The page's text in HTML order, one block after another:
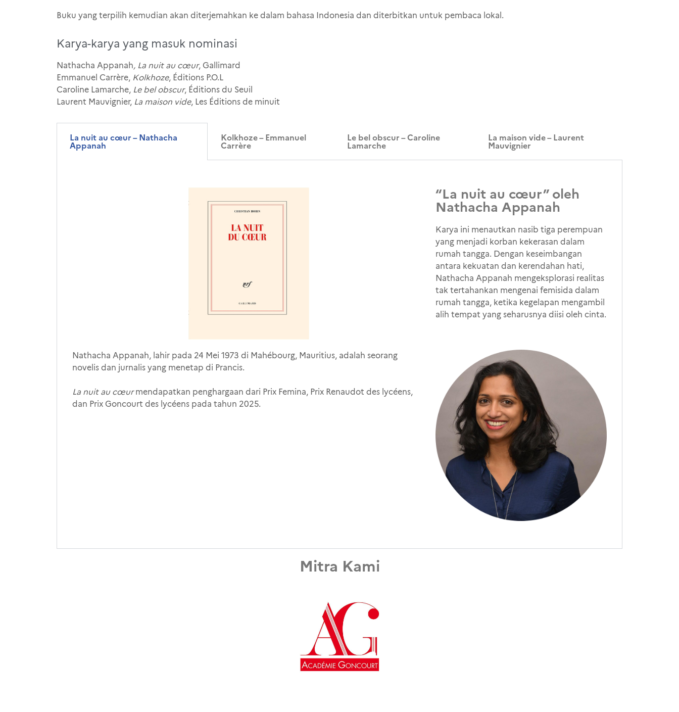
Buku yang terpilih kemudian akan diterjemahkan ke dalam bahasa Indonesia dan diterbitkan untuk pembaca lokal.
Karya-karya yang masuk nominasi
Nathacha Appanah, La nuit au cœur, Gallimard
Emmanuel Carrère, Kolkhoze, Éditions P.O.L
Caroline Lamarche, Le bel obscur, Éditions du Seuil
Laurent Mauvignier, La maison vide, Les Éditions de minuit
La nuit au cœur – Nathacha
Appanah
Kolkhoze – Emmanuel
Carrère
Le bel obscur – Caroline
Lamarche
La maison vide – Laurent
Mauvignier
“La nuit au cœur” oleh
Nathacha Appanah
Karya ini menautkan nasib tiga perempuan
yang menjadi korban kekerasan dalam
rumah tangga. Dengan keseimbangan
antara kekuatan dan kerendahan hati,
Nathacha Appanah mengeksplorasi realitas
tak tertahankan mengenai femisida dalam
rumah tangga, ketika kegelapan mengambil
alih tempat yang seharusnya diisi oleh cinta.
Nathacha Appanah, lahir pada 24 Mei 1973 di Mahébourg, Mauritius, adalah seorang
novelis dan jurnalis yang menetap di Prancis.
La nuit au cœurmendapatkan penghargaan dari Prix Femina, Prix Renaudot des lycéens,
dan Prix Goncourt des lycéens pada tahun 2025.
Mitra Kami